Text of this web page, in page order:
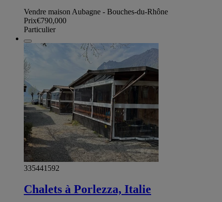
Vendre maison Aubagne - Bouches-du-Rhône
Prix€790,000
Particulier
335441592
Chalets à Porlezza, Italie